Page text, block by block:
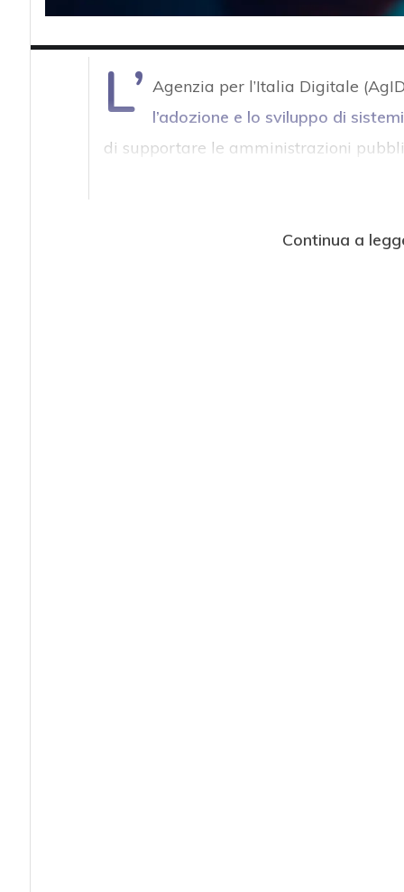
L’ Agenzia per l’Italia Digitale
l’adozione e lo sviluppo di
di supportare le amministrazioni
Continua a